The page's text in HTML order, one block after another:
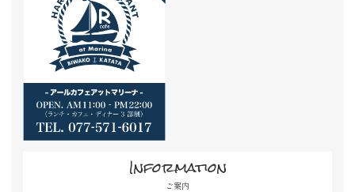
Information
ご案内